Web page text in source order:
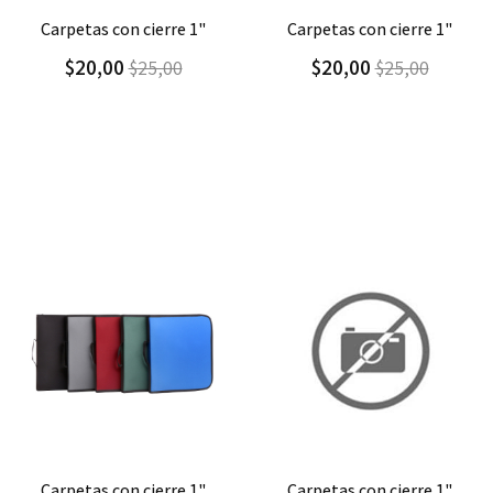
Agregar Detalle
carpetas con cierre 1"
$20,00$25,00
Agregar Detalle
carpetas con cierre 1"
$20,00$25,00
Agregar Detalle Agregar Detalle